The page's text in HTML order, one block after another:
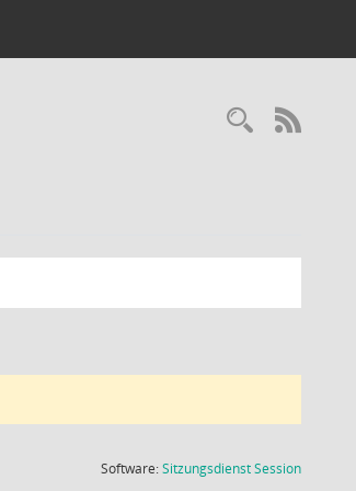
Software:SitzungsdienstSession(Wird in